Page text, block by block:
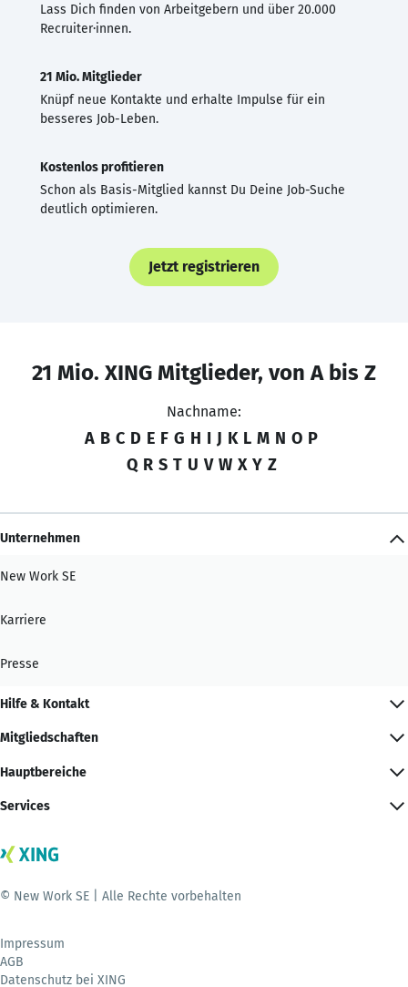
Lass Dich finden von Arbeitgebern und über 20.000
Recruiter·innen.
21 Mio. Mitglieder
Knüpf neue Kontakte und erhalte Impulse für ein
besseres Job-Leben.
Kostenlos profitieren
Schon als Basis-Mitglied kannst Du Deine Job-Suche
deutlich optimieren.
Jetzt registrieren
21 Mio. XING Mitglieder, von A bis Z
Nachname:
A B C D E F G H I J K L M N O P
Q R S T U V W X Y Z
Unternehmen
New Work SE
Karriere
Presse
Hilfe & Kontakt
Mitgliedschaften
Hauptbereiche
Services
© New Work SE | Alle Rechte vorbehalten
Impressum
AGB
Datenschutz bei XING